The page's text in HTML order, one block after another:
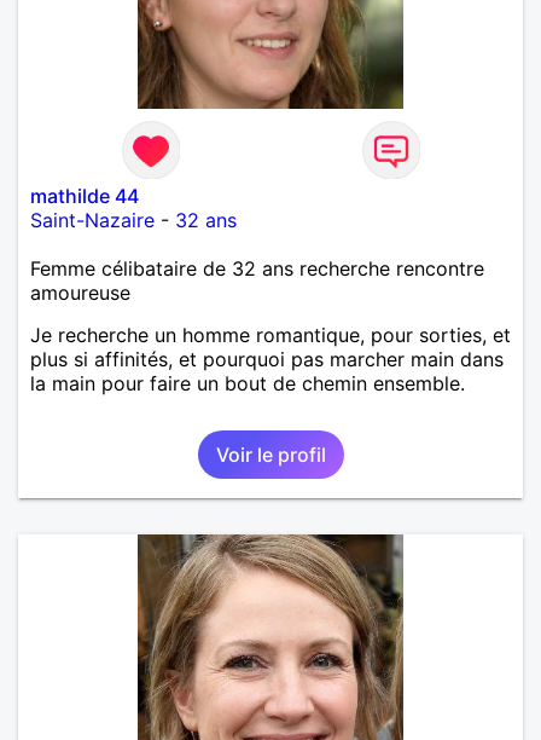
mathilde 44
Saint-Nazaire - 32 ans
Femme célibataire de 32 ans recherche rencontre
amoureuse
Je recherche un homme romantique, pour sorties, et
plus si affinités, et pourquoi pas marcher main dans
la main pour faire un bout de chemin ensemble.
Voir le profil